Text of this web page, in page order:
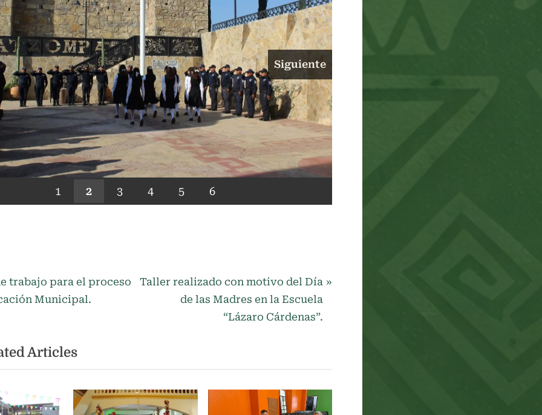
Siguiente
Municipal.
x
t
P
“Lázaro Cárdenas”.
Articles